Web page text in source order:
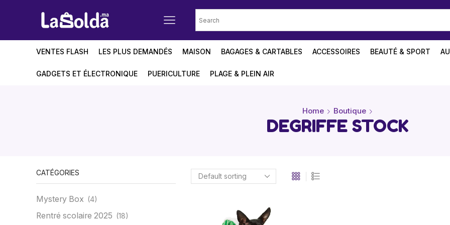
VENTES FLASH LES PLUS DEMANDÉS MAISON BAGAGES & CARTABLES ACCESSOIRES BEAUTÉ & SPORT
GADGETS ET ÉLECTRONIQUE PUERICULTURE PLAGE & PLEIN AIR
Home Boutique
DEGRIFFE STOCK
CATÉGORIES
Mystery Box (4)
Rentré scolaire 2025 (18)